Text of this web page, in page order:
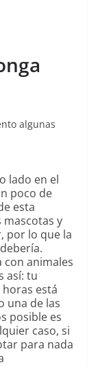
algunas
lado en el
poco de
esta
mascotas y
por lo que la
con animales
así: tu
está
una de las
posible es
caso, si
para nada